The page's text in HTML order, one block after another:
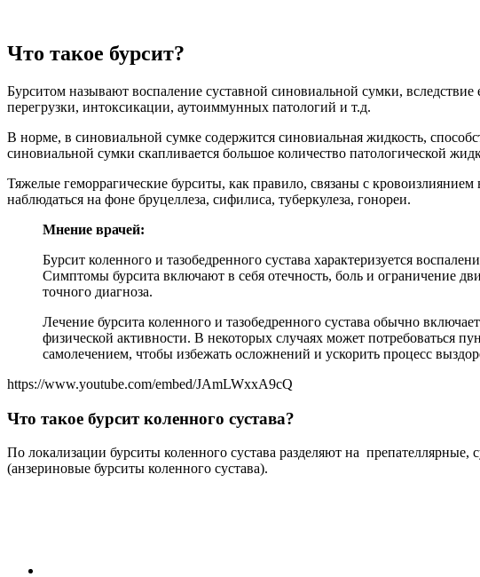
Что такое бурсит?
Бурситом называют воспаление суставной синовиальной сумки,
перегрузки, интоксикации, аутоиммунных патологий и т.д.
В норме, в синовиальной сумке содержится синовиальная жидкость,
синовиальной сумки скапливается большое количество патологической
Тяжелые геморрагические бурситы, как правило, связаны с
наблюдаться на фоне бруцеллеза, сифилиса, туберкулеза, гонореи.
Мнение врачей:
Бурсит коленного и тазобедренного сустава характеризуется
Симптомы бурсита включают в себя отечность, боль и ограничение
точного диагноза.
Лечение бурсита коленного и тазобедренного сустава обычно
физической активности. В некоторых случаях может потребоваться
самолечением, чтобы избежать осложнений и ускорить процесс
https://www.youtube.com/embed/JAmLWxxA9cQ
Что такое бурсит коленного сустава?
По локализации бурситы коленного сустава разделяют на
(анзериновые бурситы коленного сустава).